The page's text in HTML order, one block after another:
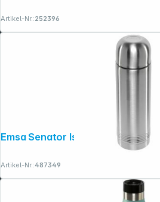
Artikel-Nr.:252396
Artikel-Nr.:487349